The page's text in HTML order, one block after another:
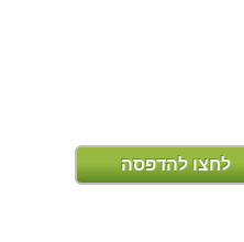
לחצו להדפסה